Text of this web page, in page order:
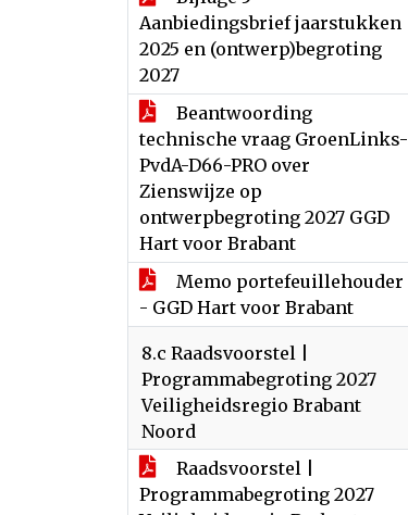
Aanbiedingsbrief jaarstukken
2025 en (ontwerp)begroting
2027
Beantwoording
technische vraag GroenLinks-
PvdA-D66-PRO over
Zienswijze op
ontwerpbegroting 2027 GGD
Hart voor Brabant
Memo portefeuillehouder
- GGD Hart voor Brabant
8.c Raadsvoorstel |
Programmabegroting 2027
Veiligheidsregio Brabant
Noord
Raadsvoorstel |
Programmabegroting 2027